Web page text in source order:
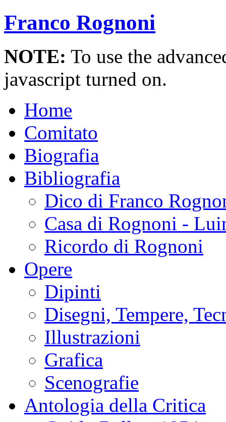
Franco Rognoni
NOTE: To use the
javascript turned on.
Home
Comitato
Biografia
Bibliografia
Dico di Franco
Casa di Rognoni -
Ricordo di Rognoni
Opere
Dipinti
Disegni, Tempere,
Illustrazioni
Grafica
Scenografie
Antologia della Critica